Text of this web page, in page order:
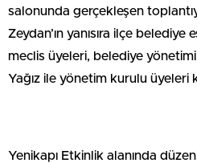
salonunda gerçekleşen
Zeydan’ın yanısıra ilçe
meclis üyeleri, belediye
Yağız ile yönetim kurulu üyeleri
Yenikapı Etkinlik alanında